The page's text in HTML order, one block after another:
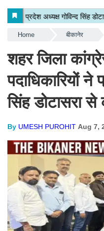
Home बीकानेर
शहर जिला
पदाधिकारियों ने
सिंह डोटासरा से
By UMESH PUROHIT Aug 7,